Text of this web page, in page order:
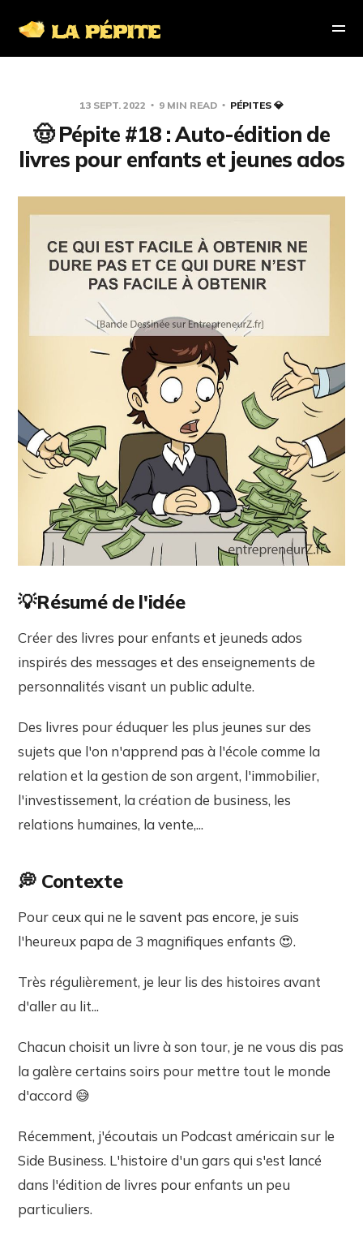
13 SEPT. 2022 9 MIN READ PÉPITES 💎
🤠 Pépite #18 : Auto-édition de
livres pour enfants et jeunes ados
💡Résumé de l'idée
Créer des livres pour enfants et jeuneds ados
inspirés des messages et des enseignements de
personnalités visant un public adulte.
Des livres pour éduquer les plus jeunes sur des
sujets que l'on n'apprend pas à l'école comme la
relation et la gestion de son argent, l'immobilier,
l'investissement, la création de business, les
relations humaines, la vente,...
💭 Contexte
Pour ceux qui ne le savent pas encore, je suis
l'heureux papa de 3 magnifiques enfants 😍.
Très régulièrement, je leur lis des histoires avant
d'aller au lit...
Chacun choisit un livre à son tour, je ne vous dis pas
la galère certains soirs pour mettre tout le monde
d'accord 😅
Récemment, j'écoutais un Podcast américain sur le
Side Business. L'histoire d'un gars qui s'est lancé
dans l'édition de livres pour enfants un peu
particuliers.